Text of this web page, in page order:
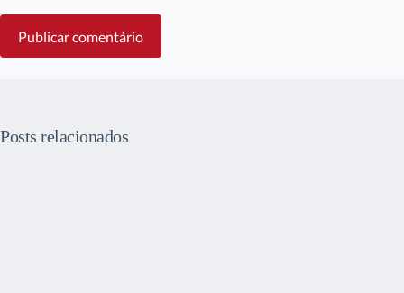
Publicar comentário
Posts relacionados